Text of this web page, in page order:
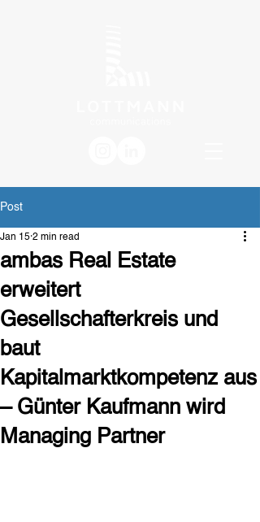
Post
ambas Real Estate
erweitert
Gesellschafterkreis und
baut
Kapitalmarktkompetenz aus
– Günter Kaufmann wird
Managing Partner
Jan 15 2 min read